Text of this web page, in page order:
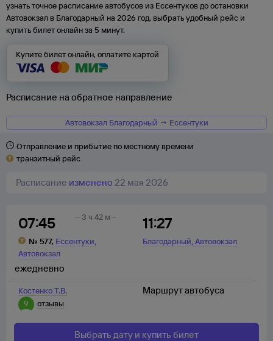
узнать точное расписание автобусов из Ессентуков доостановки
Автовокзал в Благодарный на 2026 год, выбрать удобный рейс и
купить билет онлайн за 5 минут.
Купите билет онлайн, оплатите картой
Расписание на обратное направление
Автовокзал Благодарный → Ессентуки
Отправление и прибытие по местному времени
транзитный рейс
Расписание изменено 22 мая 2026
07:45
№ 577, Ессентуки,
Автовокзал
11:27
Благодарный,Автовокзал
3 ч 42 м
Костенко Т.В.
9
отзывы
ежедневно
Маршрут автобуса
Выбрать дату и купить билет